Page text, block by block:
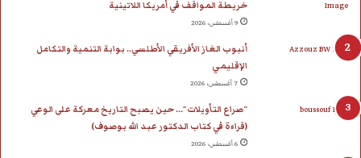
إ
ن
u
b
e
ا
م
خريطة المواقف في أمريكا اللاتينية
9 أغسطس، 2026
أنبوب الغاز الأفريقي الأطلسي.. بوابة التنمية والتكامل
الإقليمي
7 أغسطس، 2026
“صراع التأويلات”… حين يصبح التاريخ معركة على الوعي
(قراءة في كتاب الدكتور عبد الله بوصوف)
6 أغسطس، 2026